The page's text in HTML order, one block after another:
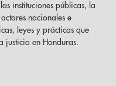
instituciones públicas, la
nacionales e
leyes y prácticas que
en Honduras.